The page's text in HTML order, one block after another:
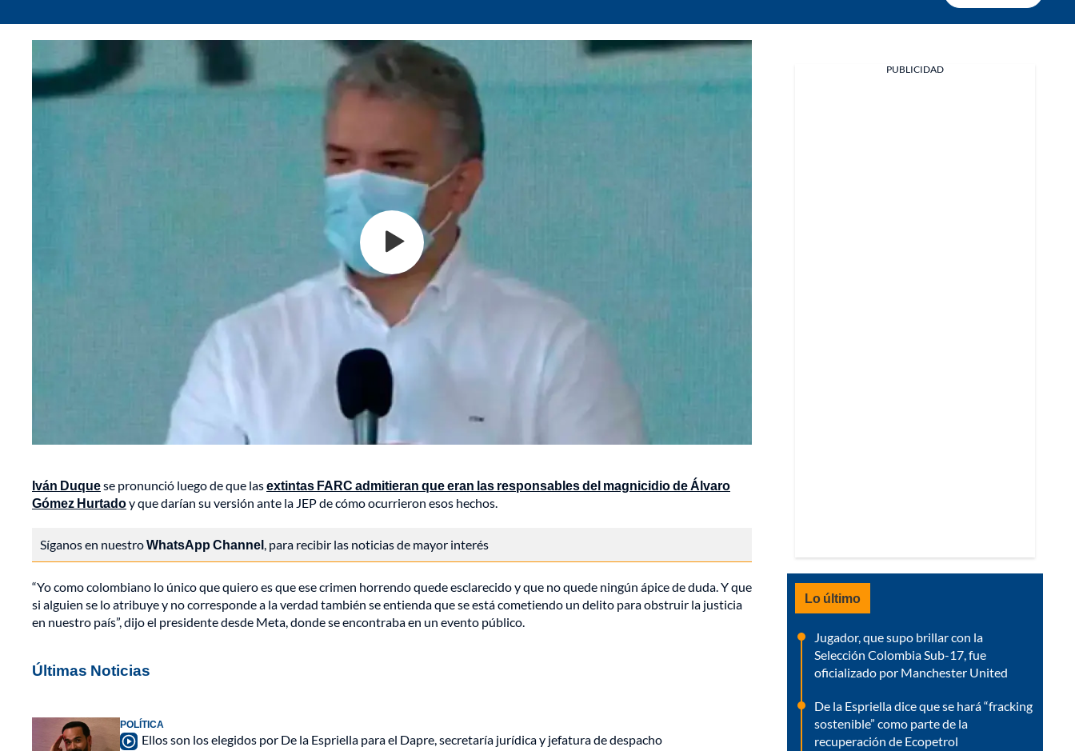
Iván Duquese pronunció luego de que lasextintas FARC admitieran que eran las responsables del magnicidio de Álvaro
Gómez Hurtadoy que darían su versión ante la JEP de cómo ocurrieron esos hechos.
Síganos en nuestroWhatsApp Channel, para recibir las noticias de mayor interés
“Yo como colombiano lo único que quiero es que ese crimen horrendo quede esclarecido y que no quede ningún ápice de duda. Y que
si alguien se lo atribuye y no corresponde a la verdad también se entienda que se está cometiendo un delito para obstruir la justicia
en nuestro país”, dijo el presidente desde Meta, donde se encontraba en un evento público.
Últimas Noticias
POLÍTICA
Ellos son los elegidos por De la Espriella para el Dapre, secretaría jurídica y jefatura de despacho
PUBLICIDAD
Lo último
Jugador, que supo brillar con la
Selección Colombia Sub-17, fue
oficializado por Manchester United
De la Espriella dice que se hará “fracking
sostenible” como parte de la
recuperación de Ecopetrol